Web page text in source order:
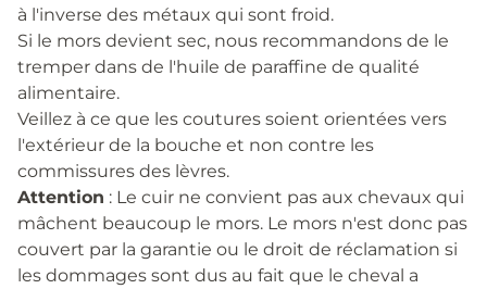
à l'inverse des métaux qui sont froid.
Si le mors devient sec, nous recommandons de le
tremper dans de l'huile de paraffine de qualité
alimentaire.
Veillez à ce que les coutures soient orientées vers
l'extérieur de la bouche et non contre les
commissures des lèvres.
Attention : Le cuir ne convient pas aux chevaux qui
mâchent beaucoup le mors. Le mors n'est donc pas
couvert par la garantie ou le droit de réclamation si
les dommages sont dus au fait que le cheval a